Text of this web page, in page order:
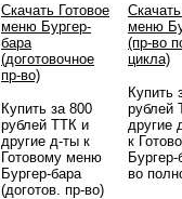
Скачать Готовое
меню Бургер-
бара
(доготовочное
пр-во)
Купить за 800
рублей ТТК и
другие д-ты к
Готовому меню
Бургер-бара
(доготов. пр-во)
меню
(пр-во
цикла)
Купить
рублей
другие
к
во